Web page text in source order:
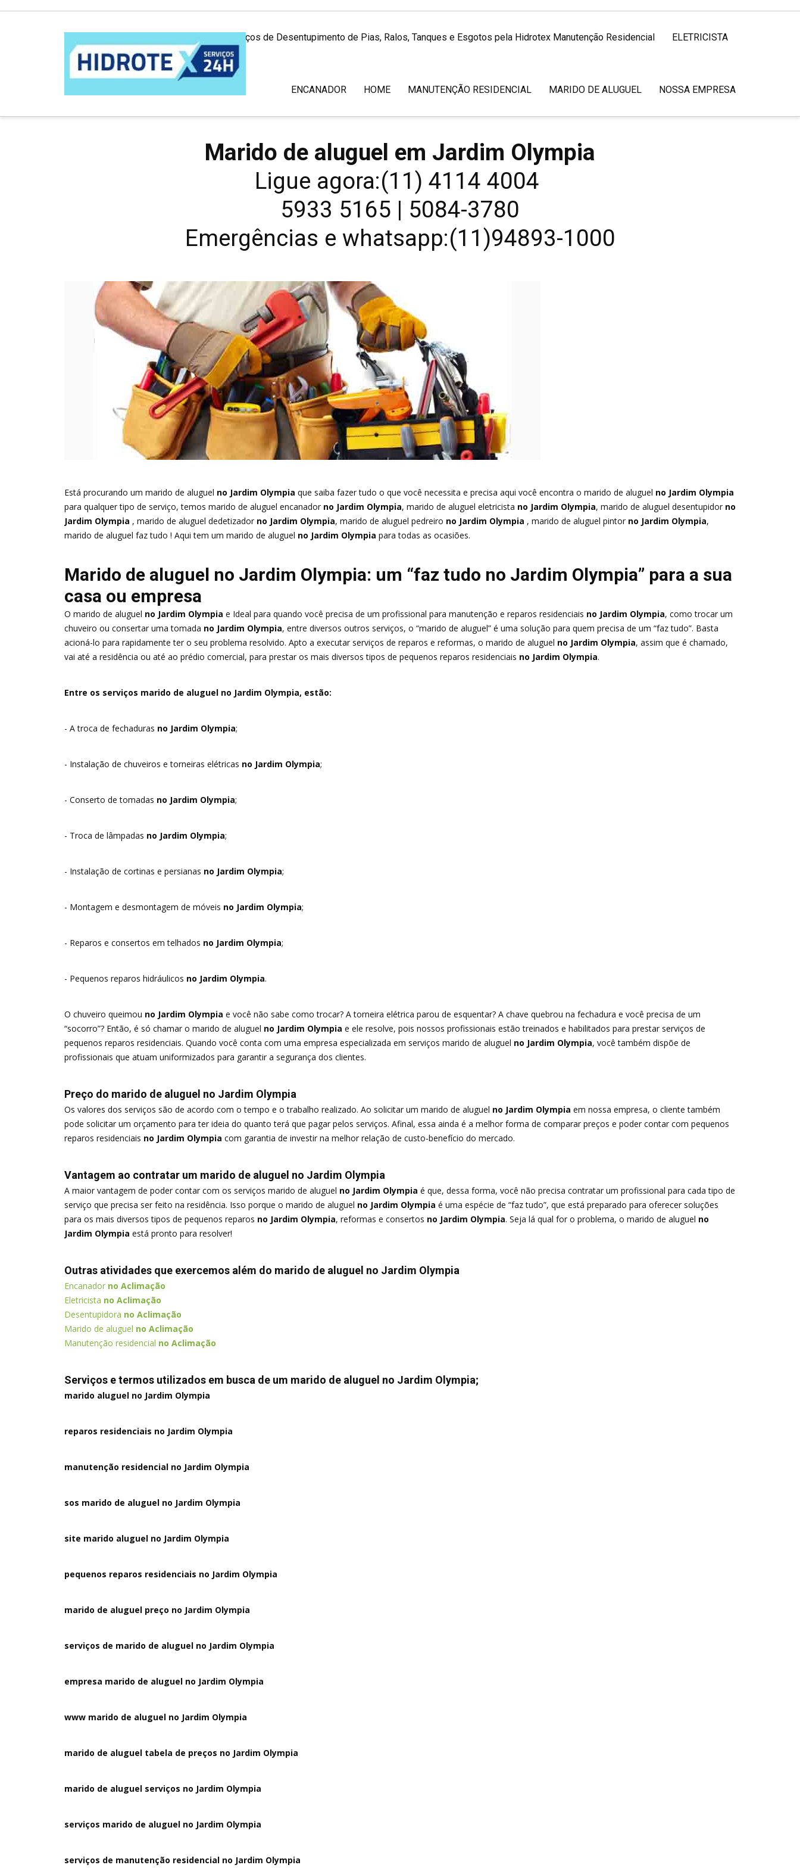
Desentupidora em São Paulo: Serviços de Desentupimento de Pias, Ralos, Tanques e Esgotos pela Hidrotex Manutenção Residencial ELETRICISTA
ENCANADOR HOME MANUTENÇÃO RESIDENCIAL MARIDO DE ALUGUEL NOSSA EMPRESA
Marido de aluguel em Jardim Olympia
Ligue agora:(11) 4114 4004
5933 5165 | 5084-3780
Emergências e whatsapp:(11)94893-1000
Está procurando um marido de aluguel no Jardim Olympia que saiba fazer tudo o que você necessita e precisa aqui você encontra o marido de aluguel no Jardim Olympia
para qualquer tipo de serviço, temos marido de aluguel encanador no Jardim Olympia, marido de aluguel eletricista no Jardim Olympia, marido de aluguel desentupidor no
Jardim Olympia , marido de aluguel dedetizador no Jardim Olympia, marido de aluguel pedreiro no Jardim Olympia , marido de aluguel pintor no Jardim Olympia,
marido de aluguel faz tudo ! Aqui tem um marido de aluguel no Jardim Olympia para todas as ocasiões.
Marido de aluguel no Jardim Olympia: um “faz tudo no Jardim Olympia” para a sua
casa ou empresa
O marido de aluguel no Jardim Olympia e Ideal para quando você precisa de um profissional para manutenção e reparos residenciais no Jardim Olympia, como trocar um
chuveiro ou consertar uma tomada no Jardim Olympia, entre diversos outros serviços, o “marido de aluguel” é uma solução para quem precisa de um “faz tudo”. Basta
acioná-lo para rapidamente ter o seu problema resolvido. Apto a executar serviços de reparos e reformas, o marido de aluguel no Jardim Olympia, assim que é chamado,
vai até a residência ou até ao prédio comercial, para prestar os mais diversos tipos de pequenos reparos residenciais no Jardim Olympia.
Entre os serviços marido de aluguel no Jardim Olympia, estão:
- A troca de fechaduras no Jardim Olympia;
- Instalação de chuveiros e torneiras elétricas no Jardim Olympia;
- Conserto de tomadas no Jardim Olympia;
- Troca de lâmpadas no Jardim Olympia;
- Instalação de cortinas e persianas no Jardim Olympia;
- Montagem e desmontagem de móveis no Jardim Olympia;
- Reparos e consertos em telhados no Jardim Olympia;
- Pequenos reparos hidráulicos no Jardim Olympia.
O chuveiro queimou no Jardim Olympia e você não sabe como trocar? A torneira elétrica parou de esquentar? A chave quebrou na fechadura e você precisa de um
“socorro”? Então, é só chamar o marido de aluguel no Jardim Olympia e ele resolve, pois nossos profissionais estão treinados e habilitados para prestar serviços de
pequenos reparos residenciais. Quando você conta com uma empresa especializada em serviços marido de aluguel no Jardim Olympia, você também dispõe de
profissionais que atuam uniformizados para garantir a segurança dos clientes.
Preço do marido de aluguel no Jardim Olympia
Os valores dos serviços são de acordo com o tempo e o trabalho realizado. Ao solicitar um marido de aluguel no Jardim Olympia em nossa empresa, o cliente também
pode solicitar um orçamento para ter ideia do quanto terá que pagar pelos serviços. Afinal, essa ainda é a melhor forma de comparar preços e poder contar com pequenos
reparos residenciais no Jardim Olympia com garantia de investir na melhor relação de custo-benefício do mercado.
Vantagem ao contratar um marido de aluguel no Jardim Olympia
A maior vantagem de poder contar com os serviços marido de aluguel no Jardim Olympia é que, dessa forma, você não precisa contratar um profissional para cada tipo de
serviço que precisa ser feito na residência. Isso porque o marido de aluguel no Jardim Olympia é uma espécie de “faz tudo”, que está preparado para oferecer soluções
para os mais diversos tipos de pequenos reparos no Jardim Olympia, reformas e consertos no Jardim Olympia. Seja lá qual for o problema, o marido de aluguel no
Jardim Olympia está pronto para resolver!
Outras atividades que exercemos além do marido de aluguel no Jardim Olympia
Encanador no Aclimação
Eletricista no Aclimação
Desentupidora no Aclimação
Marido de aluguel no Aclimação
Manutenção residencial no Aclimação
Serviços e termos utilizados em busca de um marido de aluguel no Jardim Olympia;
marido aluguel no Jardim Olympia
reparos residenciais no Jardim Olympia
manutenção residencial no Jardim Olympia
sos marido de aluguel no Jardim Olympia
site marido aluguel no Jardim Olympia
pequenos reparos residenciais no Jardim Olympia
marido de aluguel preço no Jardim Olympia
serviços de marido de aluguel no Jardim Olympia
empresa marido de aluguel no Jardim Olympia
www marido de aluguel no Jardim Olympia
marido de aluguel tabela de preços no Jardim Olympia
marido de aluguel serviços no Jardim Olympia
serviços marido de aluguel no Jardim Olympia
serviços de manutenção residencial no Jardim Olympia